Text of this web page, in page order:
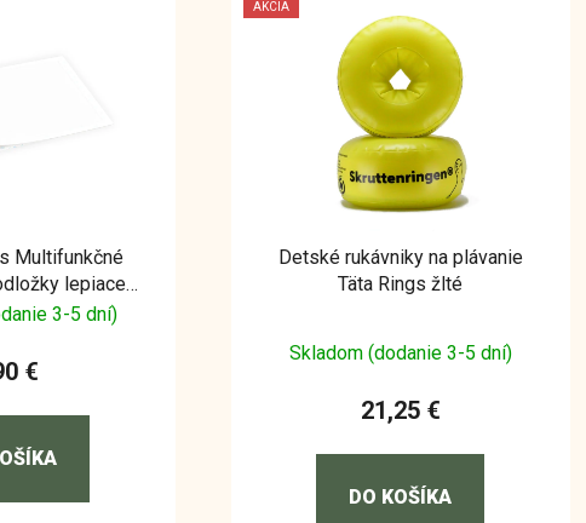
Multifunkčné
lepiace
3-5 dní)
€
AKCIA
Detské rukávniky na plávanie
Täta Rings žlté
Skladom (dodanie 3-5 dní)
21,25 €
DO KOŠÍKA